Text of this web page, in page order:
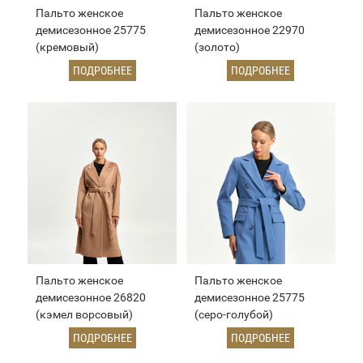
Пальто женское
демисезонное 25775
(кремовый)
ПОДРОБНЕЕ
Пальто женское
демисезонное 22970
(золото)
ПОДРОБНЕЕ
Пальто женское
демисезонное 26820
(кэмел ворсовый)
ПОДРОБНЕЕ
Пальто женское
демисезонное 25775
(серо-голубой)
ПОДРОБНЕЕ